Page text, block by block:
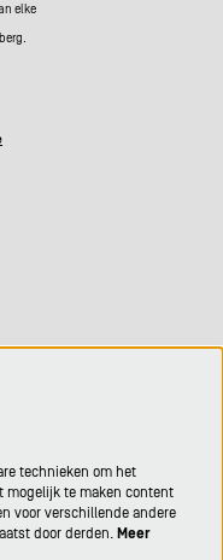
elke
technieken om het
mogelijk te maken content
voor verschillende andere
door derden. Meer